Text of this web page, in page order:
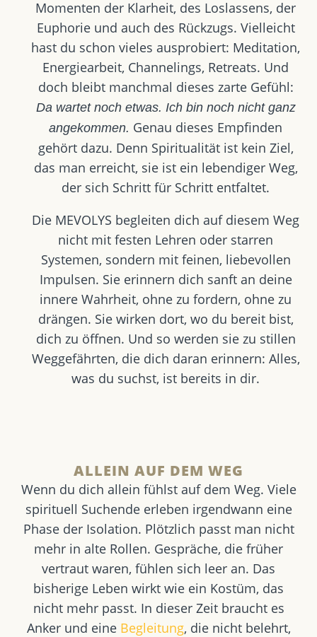
Momenten der Klarheit, des Loslassens, der
Euphorie und auch des Rückzugs. Vielleicht
hast du schon vieles ausprobiert: Meditation,
Energiearbeit, Channelings, Retreats. Und
doch bleibt manchmal dieses zarte Gefühl:
Da wartet noch etwas. Ich bin noch nicht ganz
angekommen. Genau dieses Empfinden
gehört dazu. Denn Spiritualität ist kein Ziel,
das man erreicht, sie ist ein lebendiger Weg,
der sich Schritt für Schritt entfaltet.
Die MEVOLYS begleiten dich auf diesem Weg
nicht mit festen Lehren oder starren
Systemen, sondern mit feinen, liebevollen
Impulsen. Sie erinnern dich sanft an deine
innere Wahrheit, ohne zu fordern, ohne zu
drängen. Sie wirken dort, wo du bereit bist,
dich zu öffnen. Und so werden sie zu stillen
Weggefährten, die dich daran erinnern: Alles,
was du suchst, ist bereits in dir.
ALLEIN AUF DEM WEG
Wenn du dich allein fühlst auf dem Weg. Viele
spirituell Suchende erleben irgendwann eine
Phase der Isolation. Plötzlich passt man nicht
mehr in alte Rollen. Gespräche, die früher
vertraut waren, fühlen sich leer an. Das
bisherige Leben wirkt wie ein Kostüm, das
nicht mehr passt. In dieser Zeit braucht es
Anker und eine Begleitung, die nicht belehrt,